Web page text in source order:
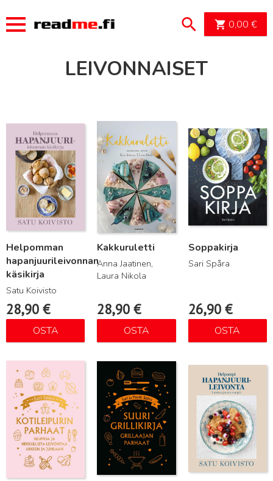
0,00 €
LEIVONNAISET
Helpomman
hapanjuurileivonnan
käsikirja
Satu Koivisto
28,90 €
OSTA
Lue lisää
Kakkuruletti
Anna Jaatinen,
Laura Nikola
28,90€
OSTA
Soppakirja
Sari Spåra
26,90 €
OSTA
Lue lisää
Lue lisää Lue lisää Lue lisää